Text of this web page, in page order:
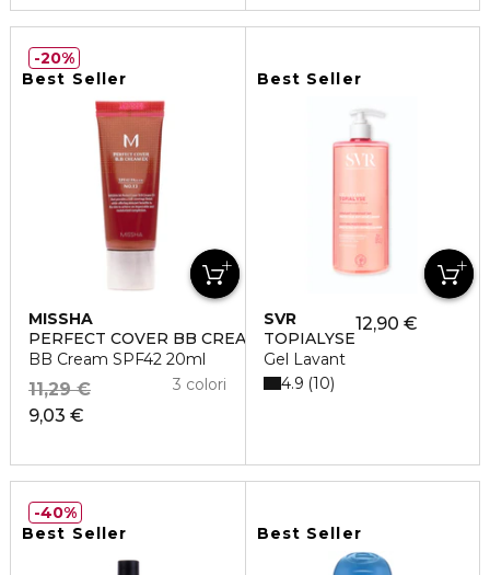
Best Seller
MISSHA
PERFECT COVER BB CREAM
BB Cream SPF42 20ml
9,03 €
11,29 € 3 colori
20%
Best Seller
SVR
TOPIALYSE
Gel Lavant
12,90 €
4.9 10
Best Seller
40%
Best Seller